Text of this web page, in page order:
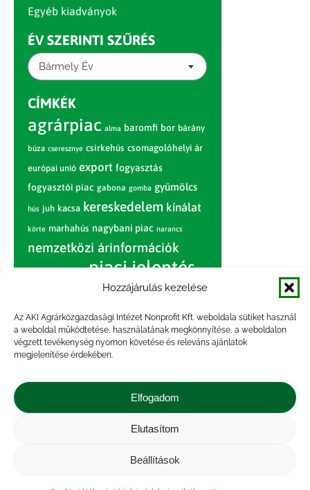
Hozzájárulás kezelése
Az AKI Agrárközgazdasági Intézet Nonprofit Kft. weboldala sütiket használ
a weboldal működtetése, használatának megkönnyítése, a weboldalon
végzett tevékenység nyomon követése és releváns ajánlatok
megjelenítése érdekében.
Elfogadom
Elutasítom
Beállítások
Egyéb kiadványok
ÉV SZERINTI SZŰRÉS
Bármely Év
CÍMKÉK
agrárpiac alma baromfi bor bárány
búza cseresznye csirkehús csomagolóhelyi ár
európai unió export fogyasztás
fogyasztói piac gabona gomba gyümölcs
hús juh kacsa kereskedelem kínálat
körte marhahús nagybani piac narancs
nemzetközi árinformációk
piac piaci jelentés
sertés sertéshús
szarvasmarha termelés termelői
ár tojás világpiac
vágóbárány
vágómarha vágósertés
Kapcsolat |
tájékoztató